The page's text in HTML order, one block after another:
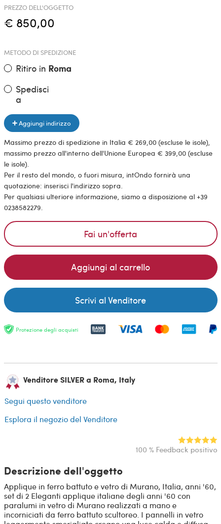
PREZZO DELL'OGGETTO
€ 850,00
METODO DI SPEDIZIONE
Ritiro in Roma
Spedisci
a
Aggiungi indirizzo
Massimo prezzo di spedizione in Italia € 269,00 (escluse le isole),
massimo prezzo all'interno dell'Unione Europea € 399,00 (escluse
le isole).
Per il resto del mondo, o fuori misura, intOndo fornirà una
quotazione: inserisci l'indirizzo sopra.
Per qualsiasi ulteriore informazione, siamo a disposizione al +39
0238582279.
Fai un'offerta
Aggiungi al carrello
Scrivi al Venditore
Protezione degli acquisti
Venditore SILVER a Roma, Italy
Segui questo venditore
Esplora il negozio del Venditore
100 % Feedback positivo
Descrizione dell'oggetto
Applique in ferro battuto e vetro di Murano, Italia, anni '60,
set di 2 Eleganti applique italiane degli anni '60 con
paralumi in vetro di Murano realizzati a mano e
incorniciati da ferro battuto scultoreo. I pannelli in vetro